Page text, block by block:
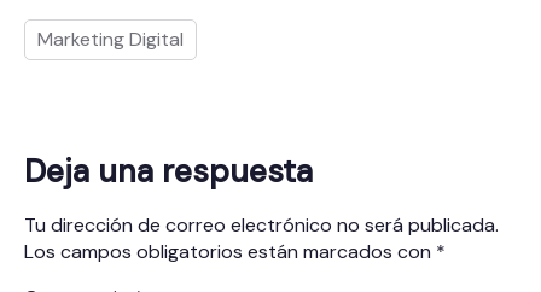
Marketing Digital
Deja una respuesta
Tu dirección de correo electrónico no será publicada.
Los campos obligatorios están marcados con *